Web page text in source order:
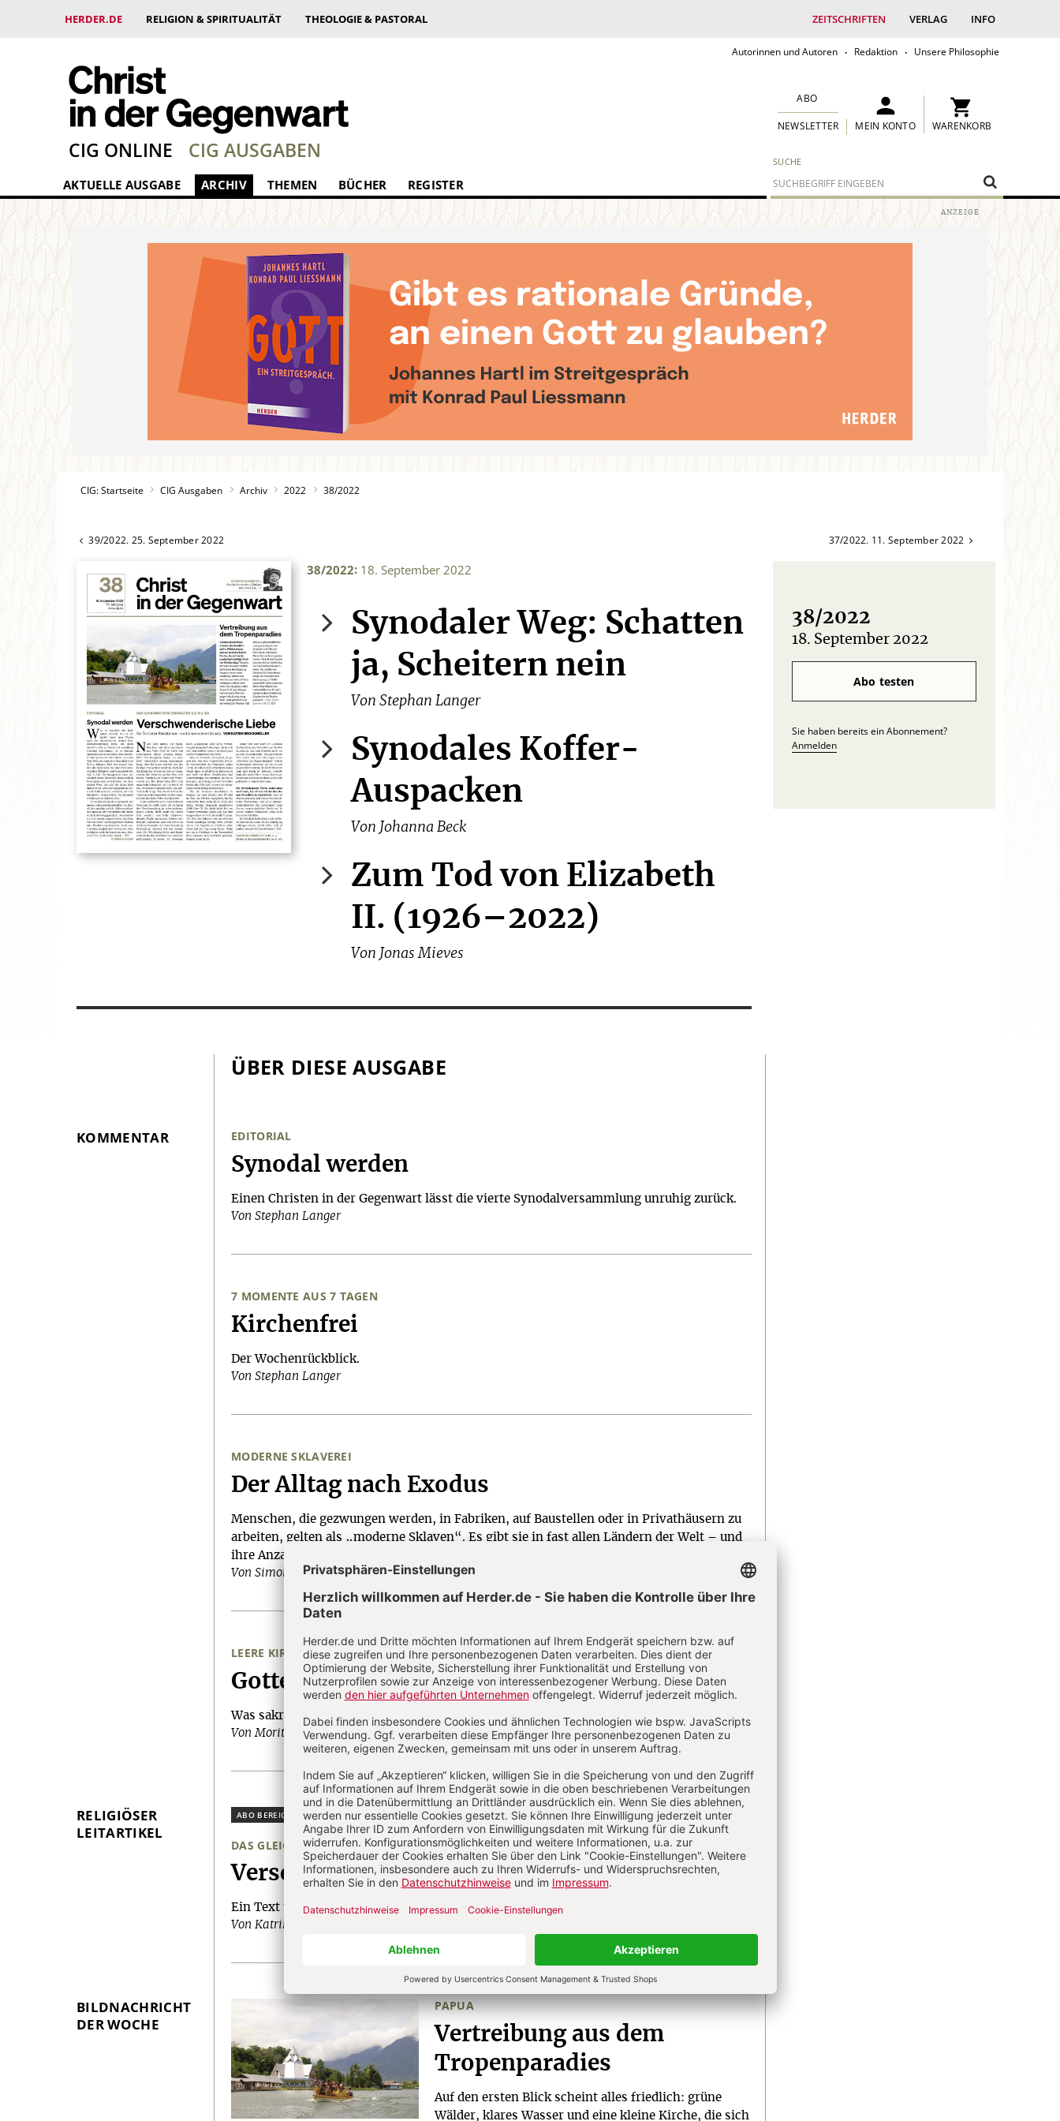
HERDER.DE RELIGION & SPIRITUALITÄT THEOLOGIE & PASTORAL ZEITSCHRIFTEN VERLAG INFO
Autorinnen und Autoren Redaktion Unsere Philosophie
SUCHE
ABO
NEWSLETTER MEIN KONTO WARENKORB
CIG ONLINE CIG AUSGABEN
AKTUELLE AUSGABE ARCHIV THEMEN BÜCHER REGISTER
CIG: Startseite CIG Ausgaben Archiv 2022 38/2022
39/2022. 25. September 2022 37/2022. 11. September 2022
38/2022: 18. September 2022
Synodaler Weg: Schatten
ja, Scheitern nein
Von Stephan Langer
Synodales Koffer-
Auspacken
Von Johanna Beck
Zum Tod von Elizabeth
II. (1926–2022)
Von Jonas Mieves
38/2022
:
18. September 2022
Abo testen
Sie haben bereits ein Abonnement?
Anmelden
ÜBER DIESE AUSGABE
KOMMENTAR EDITORIAL
:
Synodal werden
Einen Christen in der Gegenwart lässt die vierte Synodalversammlung unruhig zurück.
Von Stephan Langer
7 MOMENTE AUS 7 TAGEN
:
Kirchenfrei
Der Wochenrückblick.
Von Stephan Langer
MODERNE SKLAVEREI
:
Der Alltag nach Exodus
Menschen, die gezwungen werden, in Fabriken, auf Baustellen oder in Privathäusern zu
arbeiten, gelten als „moderne Sklaven“. Es gibt sie in fast allen Ländern der Welt – und
ihre Anzahl ist in den letzten Jahren dramatisch gestiegen.
Von Simon Lukas
LEERE KIRCHEN
:
Gottes Weite
Was sakrale Architektur über Gott aussagt.
Von Moritz Findeisen
RELIGIÖSER
LEITARTIKEL
Plus
DAS GLEICHNIS VOM VERWALTER (LK 16,1–13)
:
Verschwenderische Liebe
Ein Text über Reichtümer – und einen wahren Schatz.
Von Katrin Brockmöller
BILDNACHRICHT
DER WOCHE
PAPUA
:
Vertreibung aus dem
Tropenparadies
Auf den ersten Blick scheint alles friedlich: grüne
Wälder, klares Wasser und eine kleine Kirche, die sich